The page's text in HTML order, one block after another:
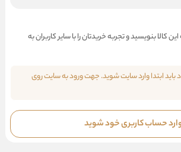
کالا بنویسید و تجربه خریدتان را با سایر کاربران به
ابتدا وارد سایت شوید. جهت ورود به سایت روی
حساب کاربری خود شوید